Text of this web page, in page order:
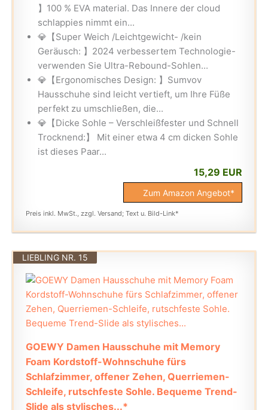
】100 % EVA material. Das Innere der cloud
schlappies nimmt ein...
💎【Super Weich /Leichtgewicht- /kein
Geräusch: 】2024 verbessertem Technologie-
verwenden Sie Ultra-Rebound-Sohlen...
💎【Ergonomisches Design: 】Sumvov
Hausschuhe sind leicht vertieft, um Ihre Füße
perfekt zu umschließen, die...
💎【Dicke Sohle – Verschleißfester und Schnell
Trocknend:】 Mit einer etwa 4 cm dicken Sohle
ist dieses Paar...
15,29 EUR
Zum Amazon Angebot*
Preis inkl. MwSt., zzgl. Versand; Text u. Bild-Link*
LIEBLING NR. 15
GOEWY Damen Hausschuhe mit Memory
Foam Kordstoff-Wohnschuhe fürs
Schlafzimmer, offener Zehen, Querriemen-
Schleife, rutschfeste Sohle. Bequeme Trend-
Slide als stylisches...*